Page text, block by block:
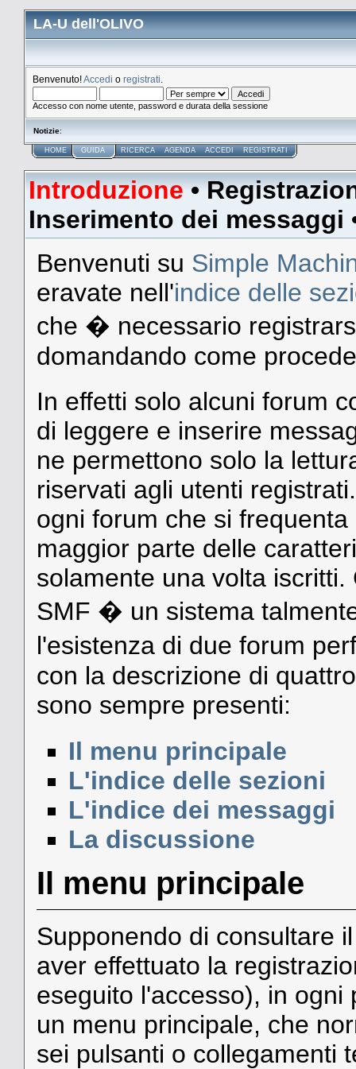
LA-U dell'OLIVO
Benvenuto!Accedi o registrati
Accesso con nome utente, password e durata della sessione
Notizie:
HOME GUIDA RICERCA AGENDA ACCEDI REGISTRATI
Introduzione•
Inserimento dei messaggi
Benvenuti su Simple
eravate nell'indice delle
che � necessario
domandando come
In effetti solo alcuni forum
di leggere e inserire
ne permettono solo la
riservati agli utenti
ogni forum che si
maggior parte delle
solamente una volta
SMF � un sistema
l'esistenza di due forum
con la descrizione di
sono sempre presenti:
Il menu principale
L'indice delle sezioni
L'indice dei messaggi
La discussione
Il menu principale
Supponendo di consultare
aver effettuato la
eseguito l'accesso), in
un menu principale, che
sei pulsanti o collegamenti